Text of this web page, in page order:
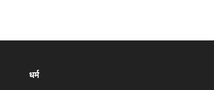
धर्म